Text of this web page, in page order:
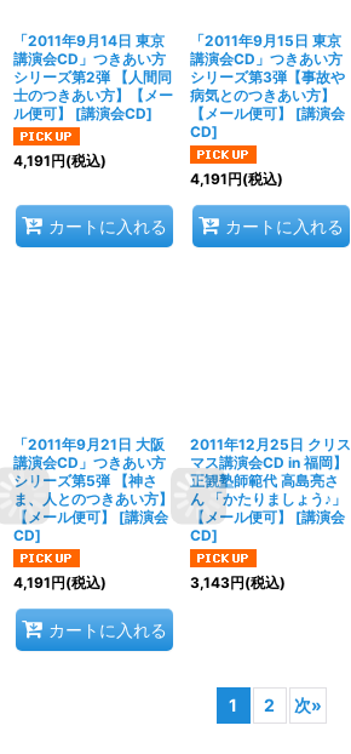
「2011年9月14日 東京
講演会CD」つきあい方
シリーズ第2弾 【人間同
士のつきあい方】【メー
ル便可】
[講演会CD]
4,191円(税込)
カートに入れる
「2011年9月15日 東京
講演会CD」つきあい方
シリーズ第3弾【事故や
病気とのつきあい方】
【メール便可】
[講演会
CD]
4,191円(税込)
カートに入れる
「2011年9月21日 大阪
講演会CD」つきあい方
シリーズ第5弾 【神さ
ま、人とのつきあい方】
【メール便可】
[講演会
CD]
4,191円(税込)
カートに入れる
2011年12月25日 クリス
マス講演会CD in 福岡】
正観塾師範代 高島亮さ
ん 「かたりましょう♪」
【メール便可】
[講演会
CD]
3,143円(税込)
1 2 次»